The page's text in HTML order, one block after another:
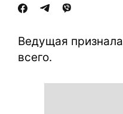
Ведущая
всего.